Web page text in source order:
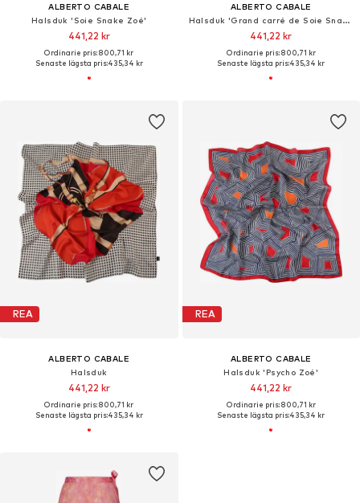
ALBERTO CABALE
Halsduk 'Soie Snake Zoé'
441,22 kr
Ordinarie pris: 800,71 kr
Senaste lägsta pris:435,34 kr
ALBERTO CABALE
Halsduk 'Grand carré de Soie Snake Zoé'
441,22 kr
Ordinarie pris: 800,71 kr
Senaste lägsta pris:435,34 kr
REA
ALBERTO CABALE
Halsduk
441,22 kr
Ordinarie pris: 800,71 kr
Senaste lägsta pris:435,34 kr
REA
ALBERTO CABALE
Halsduk 'Psycho Zoé'
441,22 kr
Ordinarie pris: 800,71 kr
Senaste lägsta pris:435,34 kr